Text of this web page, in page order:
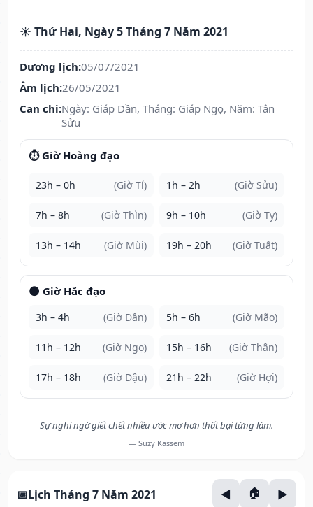
☀️ Thứ Hai, Ngày 5 Tháng 7 Năm 2021
Dương lịch:05/07/2021
Âm lịch:26/05/2021
Can chi:Ngày: Giáp Dần, Tháng: Giáp Ngọ, Năm: Tân
Sửu
⏱️ Giờ Hoàng đạo
23h – 0h (Giờ Tí) 1h – 2h (Giờ Sửu)
7h – 8h (Giờ Thìn) 9h – 10h (Giờ Tỵ)
13h – 14h (Giờ Mùi) 19h – 20h (Giờ Tuất)
🌑 Giờ Hắc đạo
3h – 4h (Giờ Dần) 5h – 6h (Giờ Mão)
11h – 12h (Giờ Ngọ) 15h – 16h (Giờ Thân)
17h – 18h (Giờ Dậu) 21h – 22h (Giờ Hợi)
Sự nghi ngờ giết chết nhiều ước mơ hơn thất bại từng làm.
— Suzy Kassem
Lịch Tháng 7 Năm 2021